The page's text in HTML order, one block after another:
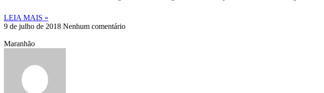
LEIA MAIS »
9 de julho de 2018 Nenhum comentário
Maranhão